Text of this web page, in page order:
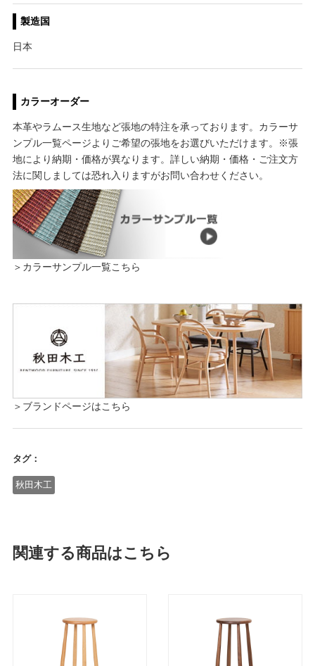
製造国
日本
カラーオーダー
本革やラムース生地など張地の特注を承っております。カラーサ
ンプル一覧ページよりご希望の張地をお選びいただけます。※張
地により納期・価格が異なります。詳しい納期・価格・ご注文方
法に関しましては恐れ入りますがお問い合わせください。
＞カラーサンプル一覧こちら
＞ブランドページはこちら
タグ：
秋田木工
関連する商品はこちら